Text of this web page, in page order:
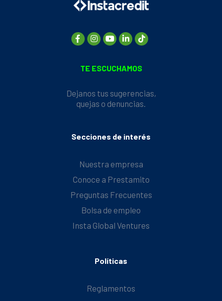
TE ESCUCHAMOS
Dejanos tus sugerencias,
quejas o denuncias.
Secciones de interés
Nuestra empresa
Conoce a Prestamito
Preguntas Frecuentes
Bolsa de empleo
Insta Global Ventures
Políticas
Reglamentos